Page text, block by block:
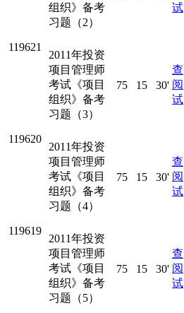
组织》备考
习题（2）
试
119621
2011年投资
项目管理师
考试《项目
组织》备考
习题（3）
75 15 30'
查
阅
试
119620
2011年投资
项目管理师
考试《项目
组织》备考
习题（4）
75 15 30'
查
阅
试
119619
2011年投资
项目管理师
考试《项目
组织》备考
习题（5）
75 15 30'
查
阅
试